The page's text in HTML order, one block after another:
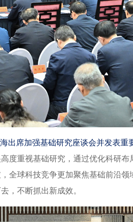
出席加强基础研究座谈会并发表重
重视基础研究，通过优化科研布
全球科技竞争更加聚焦基础前沿
，不断抓出新成效。